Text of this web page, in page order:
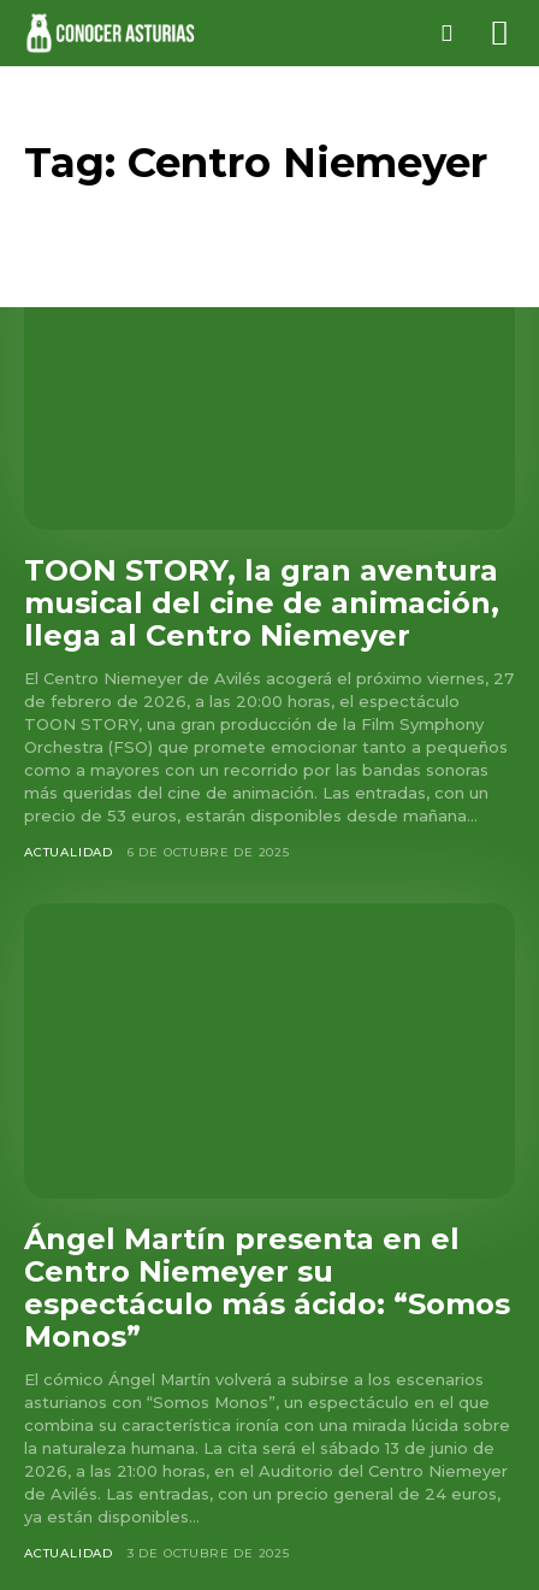
Tag: Centro Niemeyer
TOON STORY, la gran aventura
musical del cine de animación,
llega al Centro Niemeyer
El Centro Niemeyer de Avilés acogerá el próximo viernes, 27
de febrero de 2026, a las 20:00 horas, el espectáculo
TOON STORY, una gran producción de la Film Symphony
Orchestra (FSO) que promete emocionar tanto a pequeños
como a mayores con un recorrido por las bandas sonoras
más queridas del cine de animación. Las entradas, con un
precio de 53 euros, estarán disponibles desde mañana...
ACTUALIDAD 6 DE OCTUBRE DE 2025
Ángel Martín presenta en el
Centro Niemeyer su
espectáculo más ácido: “Somos
Monos”
El cómico Ángel Martín volverá a subirse a los escenarios
asturianos con “Somos Monos”, un espectáculo en el que
combina su característica ironía con una mirada lúcida sobre
la naturaleza humana. La cita será el sábado 13 de junio de
2026, a las 21:00 horas, en el Auditorio del Centro Niemeyer
de Avilés. Las entradas, con un precio general de 24 euros,
ya están disponibles...
ACTUALIDAD 3 DE OCTUBRE DE 2025